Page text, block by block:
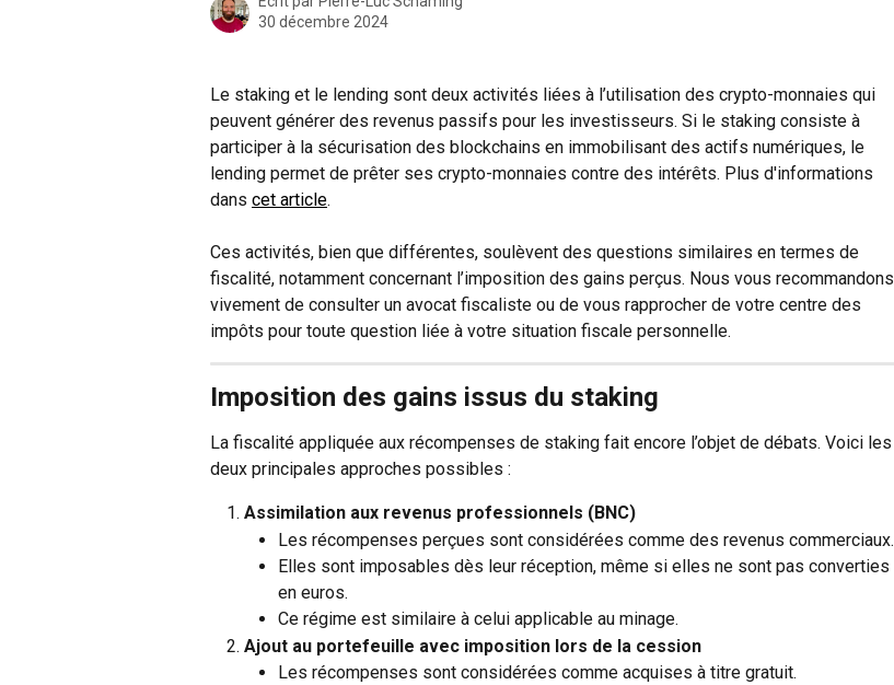
30 décembre 2024
Le staking et le lending sont deux activités liées à l’utilisation des crypto-monnaies qui
peuvent générer des revenus passifs pour les investisseurs. Si le staking consiste à
participer à la sécurisation des blockchains en immobilisant des actifs numériques, le
lending permet de prêter ses crypto-monnaies contre des intérêts. Plus d'informations
dans cet article.
Ces activités, bien que différentes, soulèvent des questions similaires en termes de
fiscalité, notamment concernant l’imposition des gains perçus. Nous vous recommandons
vivement de consulter un avocat fiscaliste ou de vous rapprocher de votre centre des
impôts pour toute question liée à votre situation fiscale personnelle.
Imposition des gains issus du staking
La fiscalité appliquée aux récompenses de staking fait encore l’objet de débats. Voici les
deux principales approches possibles :
Assimilation aux revenus professionnels (BNC)
Les récompenses perçues sont considérées comme des revenus commerciaux.
Elles sont imposables dès leur réception, même si elles ne sont pas converties
en euros.
Ce régime est similaire à celui applicable au minage.
Ajout au portefeuille avec imposition lors de la cession
Les récompenses sont considérées comme acquises à titre gratuit.